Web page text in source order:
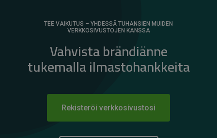
TEE VAIKUTUS – YHDESSÄ TUHANSIEN MUIDEN
VERKKOSIVUSTOJEN KANSSA
Vahvista brändiänne
tukemalla ilmastohankkeita
Rekisteröi verkkosivustosi